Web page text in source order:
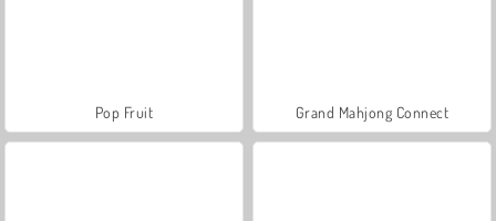
Pop Fruit Grand Mahjong Connect